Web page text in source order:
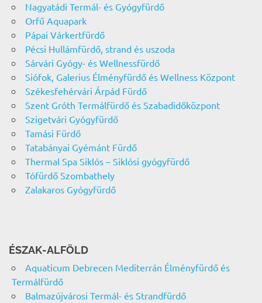
Nagyatádi Termál- és Gyógyfürdő
Orfű Aquapark
Pápai Várkertfürdő
Pécsi Hullámfürdő, strand és uszoda
Sárvári Gyógy- és Wellnessfürdő
Siófok, Galerius Élményfürdő és Wellness Központ
Székesfehérvári Árpád Fürdő
Szent Gróth Termálfürdő és Szabadidőközpont
Szigetvári Gyógyfürdő
Tamási Fürdő
Tatabányai Gyémánt Fürdő
Thermal Spa Siklós – Siklósi gyógyfürdő
Tófürdő Szombathely
Zalakaros Gyógyfürdő
ÉSZAK-ALFÖLD
Aquaticum Debrecen Mediterrán Élményfürdő és
Termálfürdő
Balmazújvárosi Termál- és Strandfürdő